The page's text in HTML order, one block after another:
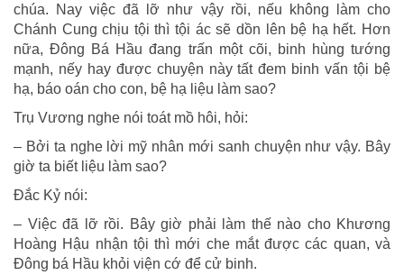
chúa. Nay việc đã lỡ như vậy rồi, nếu không làm cho
Chánh Cung chịu tội thì tội ác sẽ dồn lên bệ hạ hết. Hơn
nữa, Ðông Bá Hầu đang trấn một cõi, binh hùng tướng
mạnh, nếy hay được chuyện này tất đem binh vấn tội bệ
hạ, báo oán cho con, bệ hạ liệu làm sao?
Trụ Vương nghe nói toát mồ hôi, hỏi:
– Bởi ta nghe lời mỹ nhân mới sanh chuyện như vậy. Bây
giờ ta biết liệu làm sao?
Ðắc Kỷ nói:
– Việc đã lỡ rồi. Bây giờ phải làm thế nào cho Khương
Hoàng Hậu nhận tội thì mới che mắt được các quan, và
Ðông bá Hầu khỏi viện cớ để cử binh.